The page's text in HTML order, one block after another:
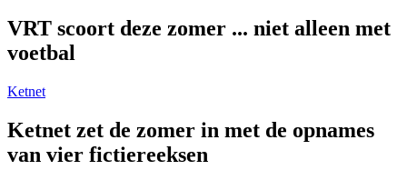
VRT scoort deze zomer ... niet alleen met
voetbal
Ketnet
Ketnet zet de zomer in met de opnames
van vier fictiereeksen